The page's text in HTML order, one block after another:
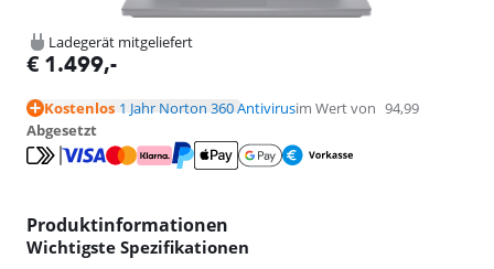
Ladegerät mitgeliefert
€ 1.499,-
Kostenlos 1 Jahr Norton 360 Antivirusim Wert von 94,99
Abgesetzt
Produktinformationen
Wichtigste Spezifikationen